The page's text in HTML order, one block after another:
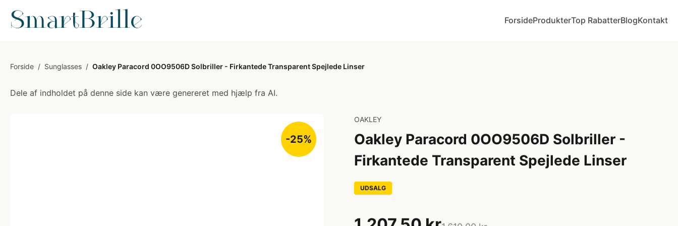
ForsideProdukterTop RabatterBlogKontakt
Forside / Sunglasses / Oakley Paracord 0OO9506D Solbriller - Firkantede Transparent Spejlede Linser
Dele af indholdet på denne side kan være genereret med hjælp fra AI.
-25%
OAKLEY
Oakley Paracord 0OO9506D Solbriller -
Firkantede Transparent Spejlede Linser
UDSALG